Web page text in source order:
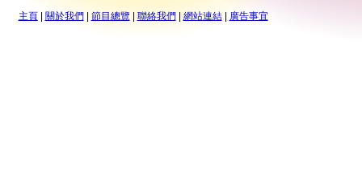
主頁| 關於我們| 節目總覽| 聯絡我們| 網站連結| 廣告事宜